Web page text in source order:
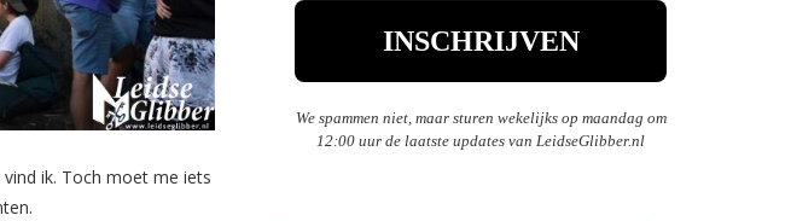
ik. Toch moet me iets
We spammen niet, maar sturen wekelijks op maandag om
12:00 uur de laatste updates van LeidseGlibber.nl